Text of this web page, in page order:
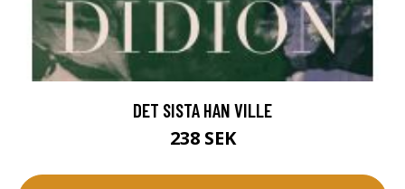
DET SISTA HAN VILLE
238 SEK